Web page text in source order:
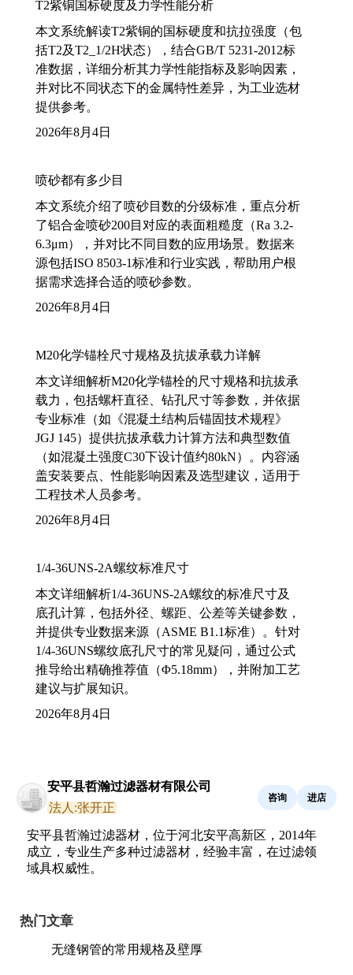
T2紫铜国标硬度及力学性能分析
本文系统解读T2紫铜的国标硬度和抗拉强度（包
括T2及T2_1/2H状态），结合GB/T 5231-2012标
准数据，详细分析其力学性能指标及影响因素，
并对比不同状态下的金属特性差异，为工业选材
提供参考。
2026年8月4日
喷砂都有多少目
本文系统介绍了喷砂目数的分级标准，重点分析
了铝合金喷砂200目对应的表面粗糙度（Ra 3.2-
6.3μm），并对比不同目数的应用场景。数据来
源包括ISO 8503-1标准和行业实践，帮助用户根
据需求选择合适的喷砂参数。
2026年8月4日
M20化学锚栓尺寸规格及抗拔承载力详解
本文详细解析M20化学锚栓的尺寸规格和抗拔承
载力，包括螺杆直径、钻孔尺寸等参数，并依据
专业标准（如《混凝土结构后锚固技术规程》
JGJ 145）提供抗拔承载力计算方法和典型数值
（如混凝土强度C30下设计值约80kN）。内容涵
盖安装要点、性能影响因素及选型建议，适用于
工程技术人员参考。
2026年8月4日
1/4-36UNS-2A螺纹标准尺寸
本文详细解析1/4-36UNS-2A螺纹的标准尺寸及
底孔计算，包括外径、螺距、公差等关键参数，
并提供专业数据来源（ASME B1.1标准）。针对
1/4-36UNS螺纹底孔尺寸的常见疑问，通过公式
推导给出精确推荐值（Φ5.18mm），并附加工艺
建议与扩展知识。
2026年8月4日
安平县哲瀚过滤器材有限公司
法人:张开正
咨询 进店
安平县哲瀚过滤器材，位于河北安平高新区，2014年
成立，专业生产多种过滤器材，经验丰富，在过滤领
域具权威性。
热门文章
无缝钢管的常用规格及壁厚